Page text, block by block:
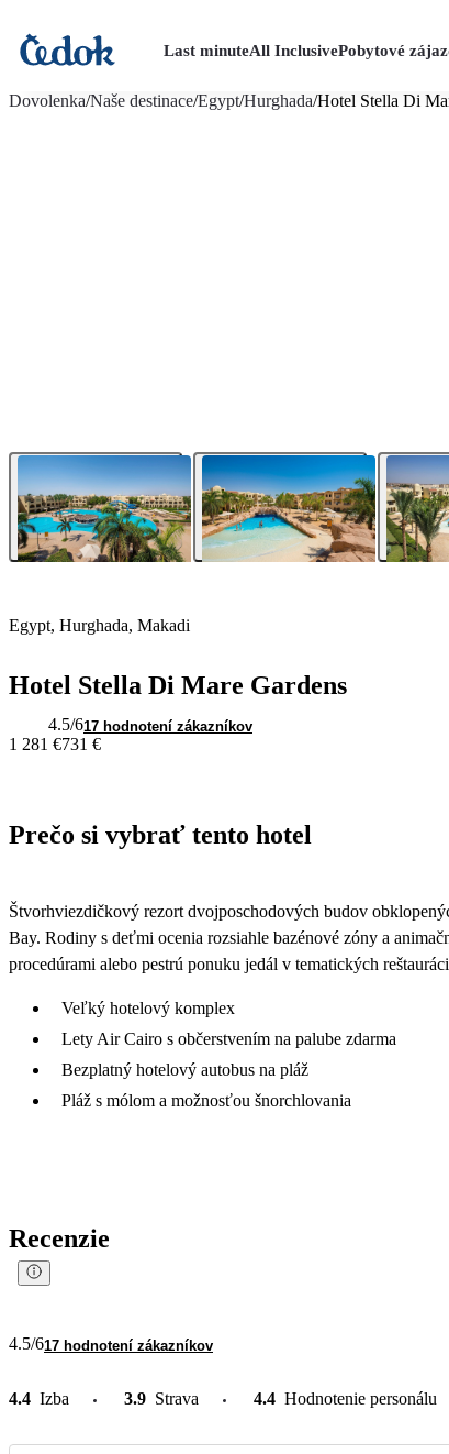
Last minuteAll InclusivePobytové
Dovolenka/Naše destinace/Egypt/Hurghada/Hotel Stella Di
Egypt, Hurghada, Makadi
Hotel Stella Di Mare Gardens
4.5/617 hodnotení zákazníkov
1 281 €731 €
Prečo si vybrať tento hotel
Štvorhviezdičkový rezort dvojposchodových budov
Bay. Rodiny s deťmi ocenia rozsiahle bazénové zóny a
procedúrami alebo pestrú ponuku jedál v tematických
Veľký hotelový komplex
Lety Air Cairo s občerstvením na palube zdarma
Bezplatný hotelový autobus na pláž
Pláž s mólom a možnosťou šnorchlovania
Recenzie
4.5/617 hodnotení zákazníkov
4.4 Izba 3.9 Strava 4.4 Hodnotenie personálu